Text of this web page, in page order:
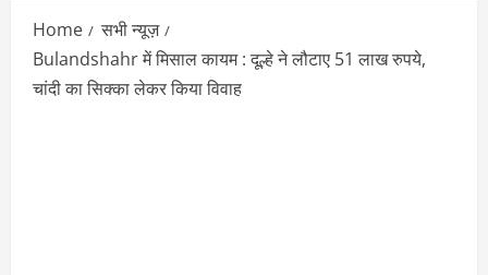
Home
सभी न्यूज़
Bulandshahr में मिसाल कायम : दूल्हे ने लौटाए 51 लाख रुपये,
चांदी का सिक्का लेकर किया विवाह